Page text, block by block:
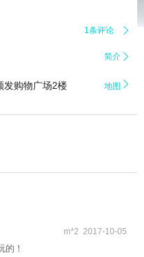
1条评论 
简介 
发购物广场2楼 地图 
m*2 2017-10-05
！